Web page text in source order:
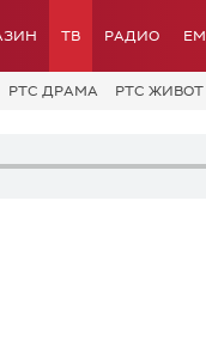
ТВ РАДИО
РТС ДРАМА РТС ЖИВОТ